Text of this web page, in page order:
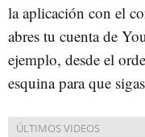
la aplicación con el
abres tu cuenta de
ejemplo, desde el
esquina para que